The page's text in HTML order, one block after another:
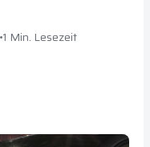
1 Min. Lesezeit